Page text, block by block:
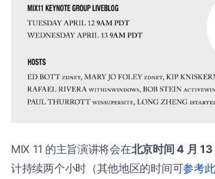
MIX 11 的主旨演讲将会在北京时间 4 月
计持续两个小时（其他地区的时间可参考